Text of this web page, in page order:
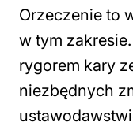
Orzeczenie to
w tym
rygorem kary
niezbędnych